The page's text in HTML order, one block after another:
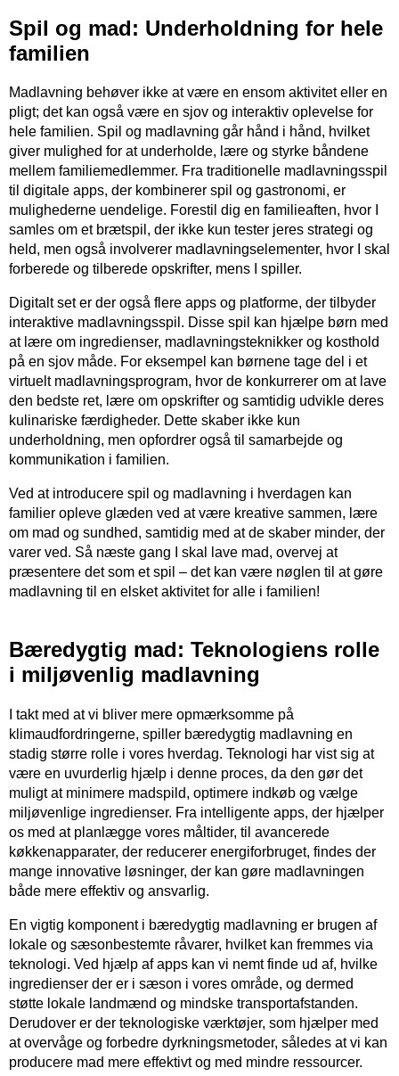
Spil og mad: Underholdning for hele
familien
Madlavning behøver ikke at være en ensom aktivitet eller en
pligt; det kan også være en sjov og interaktiv oplevelse for
hele familien. Spil og madlavning går hånd i hånd, hvilket
giver mulighed for at underholde, lære og styrke båndene
mellem familiemedlemmer. Fra traditionelle madlavningsspil
til digitale apps, der kombinerer spil og gastronomi, er
mulighederne uendelige. Forestil dig en familieaften, hvor I
samles om et brætspil, der ikke kun tester jeres strategi og
held, men også involverer madlavningselementer, hvor I skal
forberede og tilberede opskrifter, mens I spiller.
Digitalt set er der også flere apps og platforme, der tilbyder
interaktive madlavningsspil. Disse spil kan hjælpe børn med
at lære om ingredienser, madlavningsteknikker og kosthold
på en sjov måde. For eksempel kan børnene tage del i et
virtuelt madlavningsprogram, hvor de konkurrerer om at lave
den bedste ret, lære om opskrifter og samtidig udvikle deres
kulinariske færdigheder. Dette skaber ikke kun
underholdning, men opfordrer også til samarbejde og
kommunikation i familien.
Ved at introducere spil og madlavning i hverdagen kan
familier opleve glæden ved at være kreative sammen, lære
om mad og sundhed, samtidig med at de skaber minder, der
varer ved. Så næste gang I skal lave mad, overvej at
præsentere det som et spil – det kan være nøglen til at gøre
madlavning til en elsket aktivitet for alle i familien!
Bæredygtig mad: Teknologiens rolle
i miljøvenlig madlavning
I takt med at vi bliver mere opmærksomme på
klimaudfordringerne, spiller bæredygtig madlavning en
stadig større rolle i vores hverdag. Teknologi har vist sig at
være en uvurderlig hjælp i denne proces, da den gør det
muligt at minimere madspild, optimere indkøb og vælge
miljøvenlige ingredienser. Fra intelligente apps, der hjælper
os med at planlægge vores måltider, til avancerede
køkkenapparater, der reducerer energiforbruget, findes der
mange innovative løsninger, der kan gøre madlavningen
både mere effektiv og ansvarlig.
En vigtig komponent i bæredygtig madlavning er brugen af
lokale og sæsonbestemte råvarer, hvilket kan fremmes via
teknologi. Ved hjælp af apps kan vi nemt finde ud af, hvilke
ingredienser der er i sæson i vores område, og dermed
støtte lokale landmænd og mindske transportafstanden.
Derudover er der teknologiske værktøjer, som hjælper med
at overvåge og forbedre dyrkningsmetoder, således at vi kan
producere mad mere effektivt og med mindre ressourcer.